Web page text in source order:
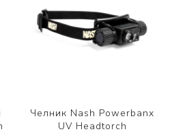
Челник Nash Powerbanx
UV Headtorch